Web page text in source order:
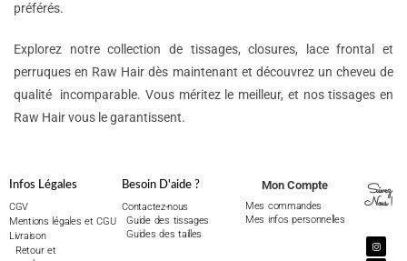
préférés.
Explorez notre collection de tissages, closures, lace frontal et
perruques en Raw Hair dès maintenant et découvrez un cheveu de
qualité incomparable. Vous méritez le meilleur, et nos tissages en
Raw Hair vous le garantissent.
Infos Légales
CGV
Mentions légales et CGU
Livraison
Retour et
Besoin D'aide ?
Contactez-nous
Guide des tissages
Guides des tailles
Mon Compte
Mes commandes
Mes infos personnelles
Suivez
Nous !